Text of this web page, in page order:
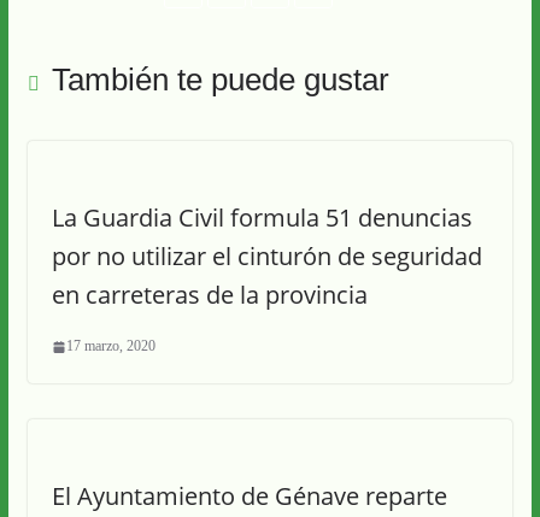
También te puede gustar
La Guardia Civil formula 51 denuncias
por no utilizar el cinturón de seguridad
en carreteras de la provincia
17 marzo, 2020
El Ayuntamiento de Génave reparte